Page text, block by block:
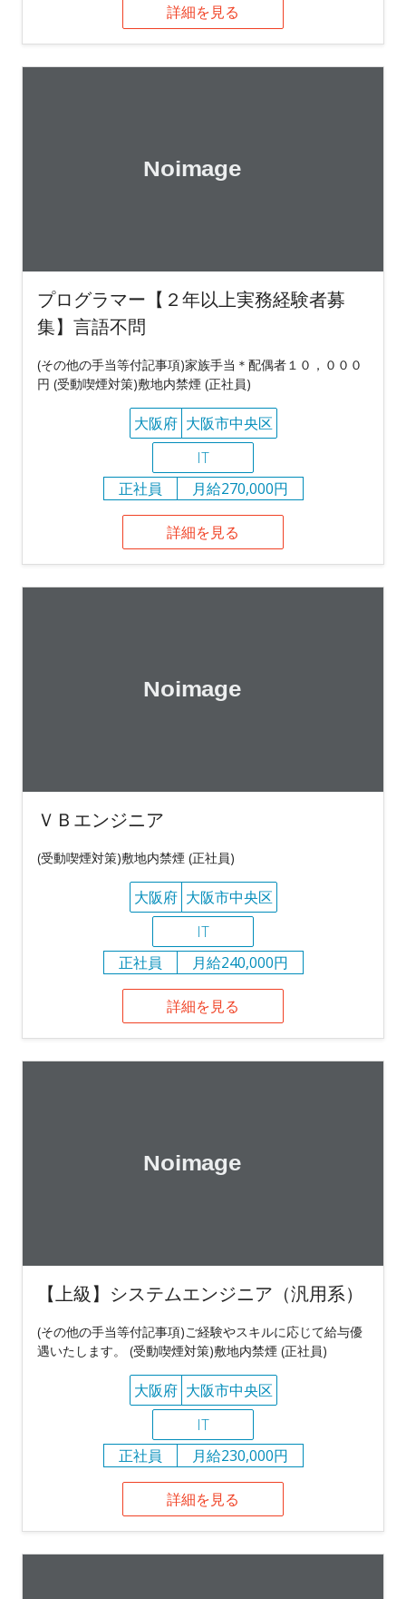
詳細を見る
プログラマー【２年以上実務経験者募
集】言語不問
(その他の手当等付記事項)家族手当＊配偶者１０，０００
円 (受動喫煙対策)敷地内禁煙 (正社員)
大阪府 大阪市中央区
IT
正社員
月給270,000円
詳細を見る
ＶＢエンジニア
(受動喫煙対策)敷地内禁煙 (正社員)
大阪府 大阪市中央区
IT
正社員
月給240,000円
詳細を見る
【上級】システムエンジニア（汎用系）
(その他の手当等付記事項)ご経験やスキルに応じて給与優
遇いたします。 (受動喫煙対策)敷地内禁煙 (正社員)
大阪府 大阪市中央区
IT
正社員
月給230,000円
詳細を見る